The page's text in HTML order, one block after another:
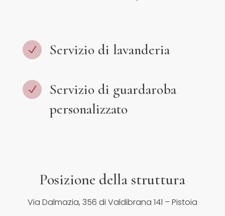
N Servizio di lavanderia
N
Servizio di guardaroba
personalizzato
Posizione della struttura
Via Dalmazia, 356 di Valdibrana 141 – Pistoia